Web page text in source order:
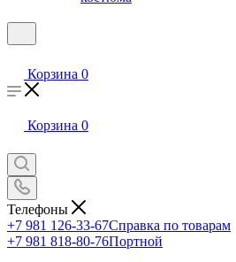
Корзина 0
Корзина 0
Телефоны
+7 981 126-33-67Справка по товарам
+7 981 818-80-76Портной